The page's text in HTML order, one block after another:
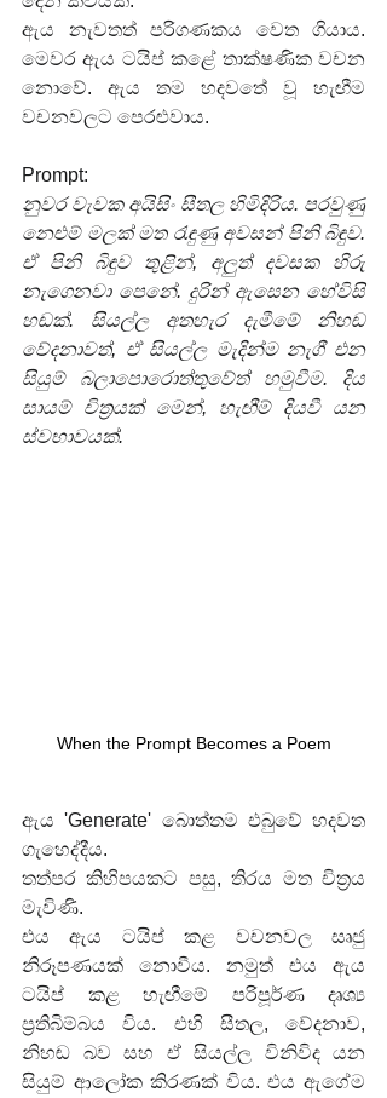
ඇය නැවතත් පරිගණකය වෙත ගියාය.
මෙවර ඇය ටයිප් කළේ තාක්ෂණික වචන
නොවේ. ඇය තම හදවතේ වූ හැඟීම
වචනවලට පෙරළුවාය.
Prompt:
නුවර වැවක අයිසිං සීතල හිමිදිරිය. පරවුණු
නෙළුම් මලක් මත රැඳුණු අවසන් පිනි බිඳුව.
ඒ පිනි බිඳුව තුළින්, අලුත් දවසක හිරු
නැගෙනවා පෙනේ. දුරින් ඇසෙන හේවිසි
හඬක්. සියල්ල අතහැර දැමීමේ නිහඬ
වේදනාවත්, ඒ සියල්ල මැදින්ම නැගී එන
සියුම් බලාපොරොත්තුවේත් හමුවීම. දිය
සායම් චිත්‍රයක් මෙන්, හැඟීම් දියවී යන
ස්වභාවයක්.
When the Prompt Becomes a Poem
ඇය 'Generate' බොත්තම එබුවේ හදවත
ගැහෙද්දීය.
තත්පර කිහිපයකට පසු, තිරය මත චිත්‍රය
මැවිණි.
එය ඇය ටයිප් කළ වචනවල සෘජු
නිරූපණයක් නොවීය. නමුත් එය ඇය
ටයිප් කළ හැඟීමේ පරිපූර්ණ දෘශ්‍ය
ප්‍රතිබිම්බය විය. එහි සීතල, වේදනාව,
නිහඬ බව සහ ඒ සියල්ල විනිවිද යන
සියුම් ආලෝක කිරණක් විය. එය ඇගේම